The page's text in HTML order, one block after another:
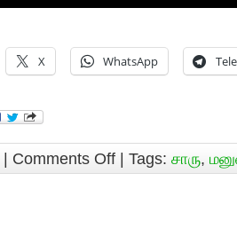
X WhatsApp
| Comments Off | Tags: சாரு,